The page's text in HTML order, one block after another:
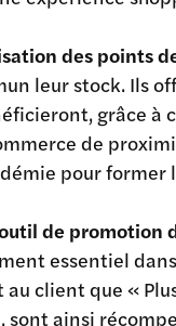
des points
leur stock. Ils
grâce à
de
pour former
de promotion
essentiel
client que «
sont ainsi